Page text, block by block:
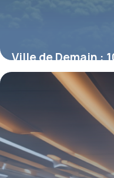
Ville de Demain :
5 mai 2026